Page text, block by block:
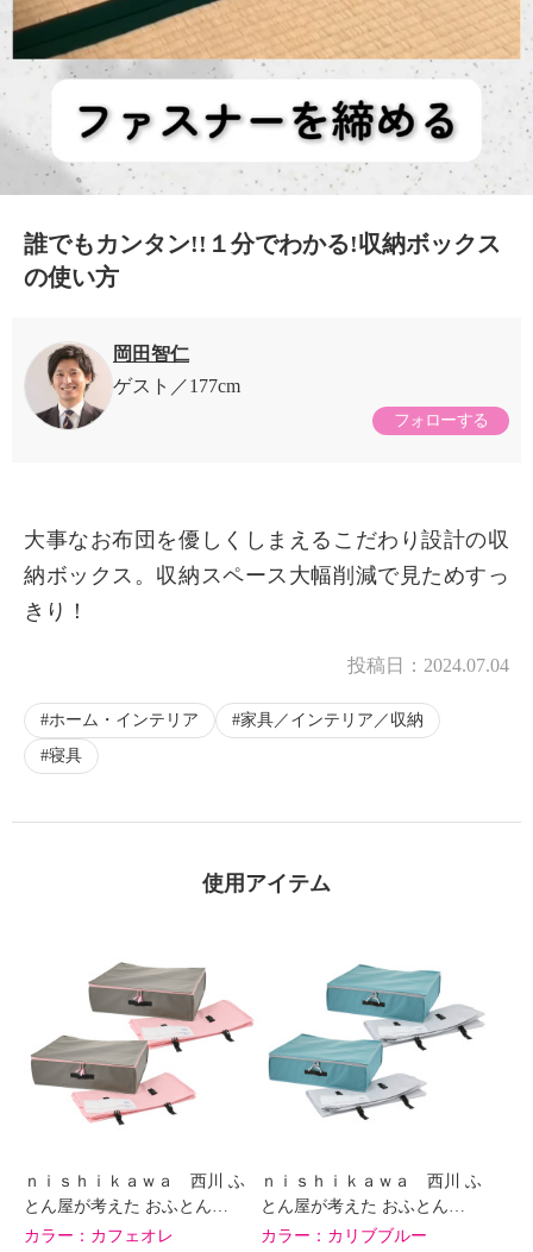
× 商品紹介
誰でもカンタン!!１分でわかる!収納ボックス
の使い方
岡田智仁
ゲスト
177cm
フォローする
大事なお布団を優しくしまえるこだわり設計の収
納ボックス。収納スペース大幅削減で見ためすっ
きり！
投稿日： 2024.07.04
ホーム・インテリア
家具／インテリア／収納
寝具
使用アイテム
ｎｉｓｈｉｋａｗａ 西川 ふ
とん屋が考えた おふとん…
カラー： カフェオレ
ｎｉｓｈｉｋａｗａ 西川 ふ
とん屋が考えた おふとん…
カラー： カリブブルー